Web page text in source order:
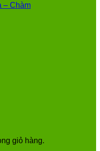
– Chàm
giỏ hàng.